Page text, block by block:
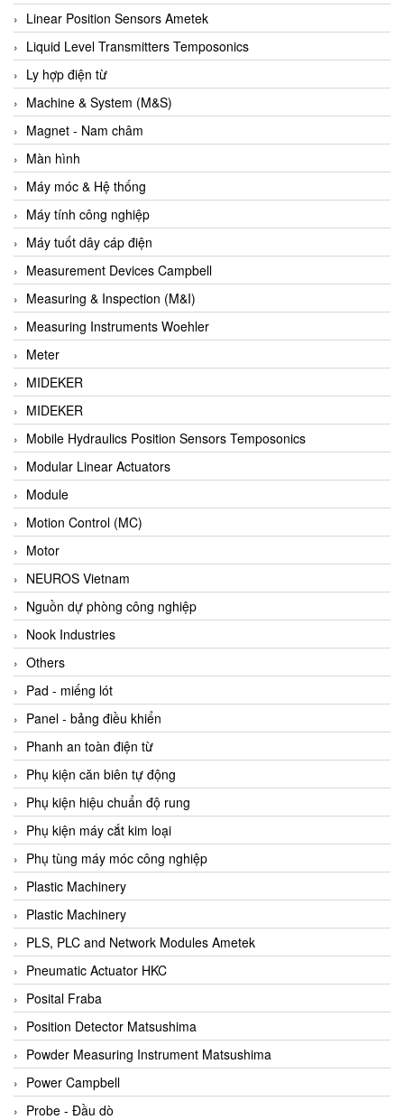
AZBIL
B&C Electronics
B&R
Babcok wilcox
Baelz Automatic Vietnam
Bahr Modultechnik Vietnam
Balluff
BamBo Vietnam
Barel Vietnam
Barksdale
Bartec
Basco
Baumer
Baumuller Vietnam
Baykee
BBC Bircher Smart Access
BCS ITALY
BEA SENSORS
Beacon Extender
Beckhoff
Bedook
Bei Sensor
Beijer
Beinlich-pumps
Beka
BEKO
Belimo
Benetech Vietnam
Bently Nevada
Bentone Vietnam
Bernstein Vietnam
Berthold
Bestech
Bestech
BETA
Bifold
Bihl+wiedemann
Bihl+wiedemann
Bilz
Binder Connector
Linear Position Sensors Ametek
Liquid Level Transmitters Temposonics
Ly hợp điện từ
Machine & System (M&S)
Magnet - Nam châm
Màn hình
Máy móc & Hệ thống
Máy tính công nghiệp
Máy tuốt dây cáp điện
Measurement Devices Campbell
Measuring & Inspection (M&I)
Measuring Instruments Woehler
Meter
MIDEKER
MIDEKER
Mobile Hydraulics Position Sensors Temposonics
Modular Linear Actuators
Module
Motion Control (MC)
Motor
NEUROS Vietnam
Nguồn dự phòng công nghiệp
Nook Industries
Others
Pad - miếng lót
Panel - bảng điều khiển
Phanh an toàn điện từ
Phụ kiện căn biên tự động
Phụ kiện hiệu chuẩn độ rung
Phụ kiện máy cắt kim loại
Phụ tùng máy móc công nghiệp
Plastic Machinery
Plastic Machinery
PLS, PLC and Network Modules Ametek
Pneumatic Actuator HKC
Posital Fraba
Position Detector Matsushima
Powder Measuring Instrument Matsushima
Power Campbell
Probe - Đầu dò